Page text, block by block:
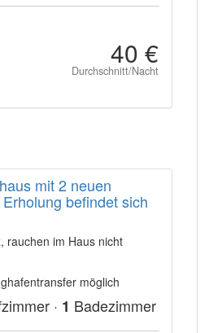
40 €
Durchschnitt/Nacht
mit 2 neuen
befindet sich
rauchen im Haus nicht
möglich
· 1 Badezimmer